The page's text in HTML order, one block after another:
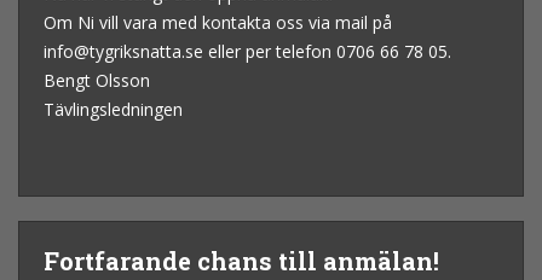
Om Ni vill vara med kontakta oss via mail på
info@tygriksnatta.se eller per telefon 0706 66 78 05.
Bengt Olsson
Tävlingsledningen
Fortfarande chans till anmälan!